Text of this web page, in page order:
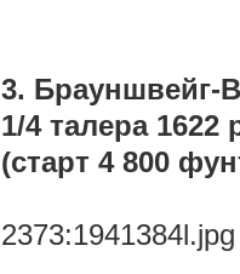
3. Брауншвейг-
1/4 талера 1622
(старт 4 800
2373:1941384l.jpg